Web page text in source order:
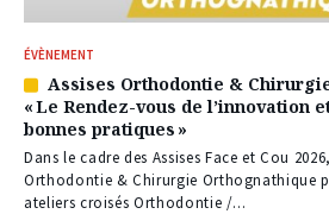
ÉVÈNEMENT
Article
réservé
à
nos
abonnés
Assises Orthodontie &
« Le Rendez-vous de l’innovation
bonnes pratiques »
Dans le cadre des Assises Face et Cou
Orthodontie & Chirurgie Orthognathique
ateliers croisés Orthodontie /...